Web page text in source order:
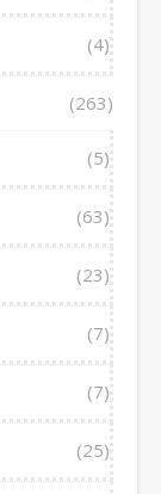
(4)
(263)
(5)
(63)
(23)
(7)
(7)
(25)